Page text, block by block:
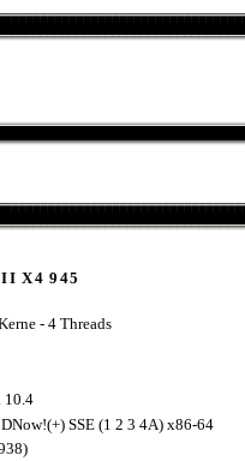
X4 945
- 4 Threads
10.4
SSE (1 2 3 4A) x86-64